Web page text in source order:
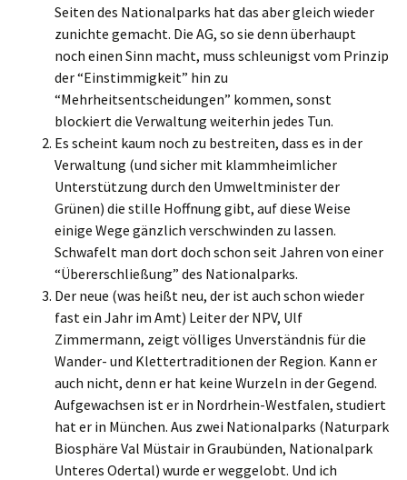
Seiten des Nationalparks hat das aber gleich wieder
zunichte gemacht. Die AG, so sie denn überhaupt
noch einen Sinn macht, muss schleunigst vom Prinzip
der “Einstimmigkeit” hin zu
“Mehrheitsentscheidungen” kommen, sonst
blockiert die Verwaltung weiterhin jedes Tun.
Es scheint kaum noch zu bestreiten, dass es in der
Verwaltung (und sicher mit klammheimlicher
Unterstützung durch den Umweltminister der
Grünen) die stille Hoffnung gibt, auf diese Weise
einige Wege gänzlich verschwinden zu lassen.
Schwafelt man dort doch schon seit Jahren von einer
“Übererschließung” des Nationalparks.
Der neue (was heißt neu, der ist auch schon wieder
fast ein Jahr im Amt) Leiter der NPV, Ulf
Zimmermann, zeigt völliges Unverständnis für die
Wander- und Klettertraditionen der Region. Kann er
auch nicht, denn er hat keine Wurzeln in der Gegend.
Aufgewachsen ist er in Nordrhein-Westfalen, studiert
hat er in München. Aus zwei Nationalparks (Naturpark
Biosphäre Val Müstair in Graubünden, Nationalpark
Unteres Odertal) wurde er weggelobt. Und ich